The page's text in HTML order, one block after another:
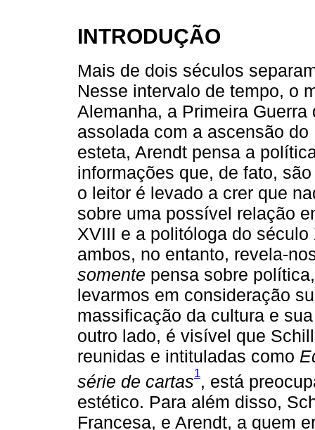
INTRODUÇÃO
Mais de dois séculos
Nesse intervalo de tempo, o
Alemanha, a Primeira
assolada com a ascensão
esteta, Arendt pensa a
informações que, de fato,
o leitor é levado a crer que
sobre uma possível relação
XVIII e a politóloga do
ambos, no entanto, revela-
somente pensa sobre
levarmos em consideração
massificação da cultura e
outro lado, é visível que
reunidas e intituladas como
série de cartas1, está
estético. Para além disso,
Francesa, e Arendt, a quem